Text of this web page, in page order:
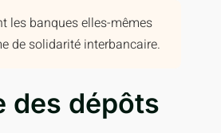
les banques elles-mêmes
de solidarité interbancaire.
des dépôts